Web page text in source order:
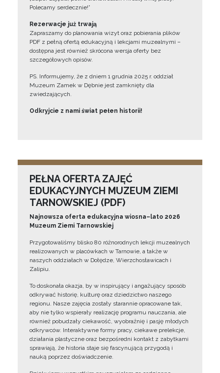
Polecamy serdecznie!”
Rezerwacje już trwają
Zapraszamy do planowania wizyt oraz pobierania plików
PDF z pełną ofertą edukacyjną i lekcjami muzealnymi –
dostępna jest również skrócona wersja oferty bez
szczegółowych opisów.
PS. Informujemy, że z dniem 1 grudnia 2025 r. oddział
Muzeum Zamek w Dębnie jest zamknięty dla
zwiedzających.
Odkryjcie z nami świat pełen historii!
PEŁNA OFERTA ZAJĘĆ
EDUKACYJNYCH MUZEUM ZIEMI
TARNOWSKIEJ (PDF)
Najnowsza oferta edukacyjna wiosna–lato 2026
Muzeum Ziemi Tarnowskiej
Przygotowaliśmy blisko 80 różnorodnych lekcji muzealnych
realizowanych w placówkach w Tarnowie, a także w
naszych oddziałach w Dołędze, Wierzchosławicach i
Zalipiu.
To doskonała okazja, by w inspirujący i angażujący sposób
odkrywać historię, kulturę oraz dziedzictwo naszego
regionu. Nasze zajęcia zostały starannie opracowane tak,
aby nie tylko wspierały realizację programu nauczania, ale
również pobudzały ciekawość, wyobraźnię i pasję młodych
odkrywców. Interaktywne formy pracy, ciekawe prelekcje,
działania plastyczne oraz bezpośredni kontakt z zabytkami
sprawiają, że historia staje się fascynującą przygodą i
nauką poprzez doświadczenie.